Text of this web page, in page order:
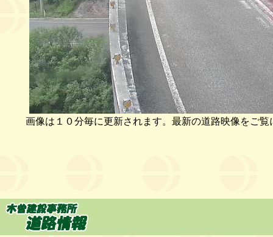
画像は１０分毎に更新されます。最新の道路映像をご